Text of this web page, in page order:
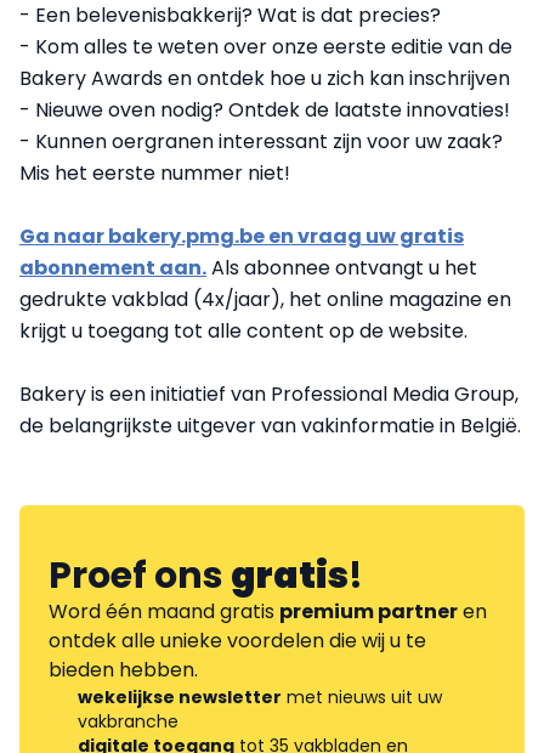
- Een belevenisbakkerij? Wat is dat precies?
- Kom alles te weten over onze eerste editie van de
Bakery Awards en ontdek hoe u zich kan inschrijven
- Nieuwe oven nodig? Ontdek de laatste innovaties!
- Kunnen oergranen interessant zijn voor uw zaak?
Mis het eerste nummer niet!
Ga naar bakery.pmg.be en vraag uw gratis
abonnement aan.Als abonnee ontvangt u het
gedrukte vakblad (4x/jaar), het online magazine en
krijgt u toegang tot alle content op de website.
Bakery is een initiatief van Professional Media Group,
de belangrijkste uitgever van vakinformatie in België.
Proef onsgratis!
Word één maand gratis premium partneren
ontdek alle unieke voordelen die wij u te
bieden hebben.
wekelijkse newsletter met nieuws uit uw
vakbranche
digitale toegang tot 35 vakbladen en